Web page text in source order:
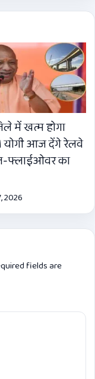
में खत्म होगा
योगी आज देंगे रेलवे
फ्लाईओवर का
2026
fields are